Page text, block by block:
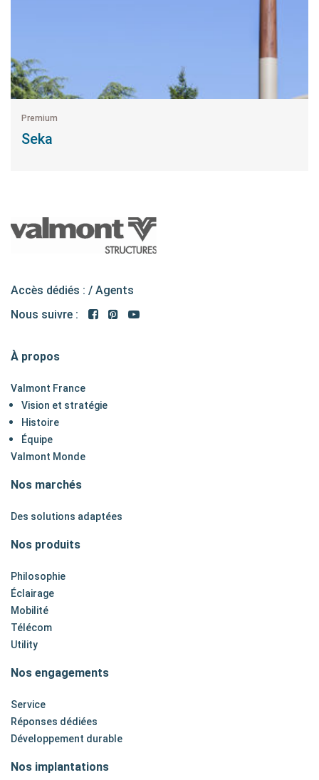
Premium
Seka
Accès dédiés : / Agents
Nous suivre :
À propos
Valmont France
Vision et stratégie
Histoire
Équipe
Valmont Monde
Nos marchés
Des solutions adaptées
Nos produits
Philosophie
Éclairage
Mobilité
Télécom
Utility
Nos engagements
Service
Réponses dédiées
Développement durable
Nos implantations